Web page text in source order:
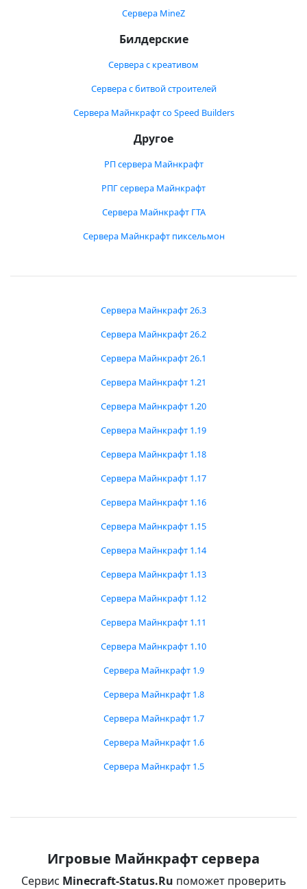
Сервера MineZ
Билдерские
Сервера с креативом
Сервера с битвой строителей
Сервера Майнкрафт со Speed Builders
Другое
РП сервера Майнкрафт
РПГ сервера Майнкрафт
Сервера Майнкрафт ГТА
Сервера Майнкрафт пиксельмон
Сервера Майнкрафт 26.3
Сервера Майнкрафт 26.2
Сервера Майнкрафт 26.1
Сервера Майнкрафт 1.21
Сервера Майнкрафт 1.20
Сервера Майнкрафт 1.19
Сервера Майнкрафт 1.18
Сервера Майнкрафт 1.17
Сервера Майнкрафт 1.16
Сервера Майнкрафт 1.15
Сервера Майнкрафт 1.14
Сервера Майнкрафт 1.13
Сервера Майнкрафт 1.12
Сервера Майнкрафт 1.11
Сервера Майнкрафт 1.10
Сервера Майнкрафт 1.9
Сервера Майнкрафт 1.8
Сервера Майнкрафт 1.7
Сервера Майнкрафт 1.6
Сервера Майнкрафт 1.5
Игровые Майнкрафт сервера
Сервис Minecraft-Status.Ru поможет проверить